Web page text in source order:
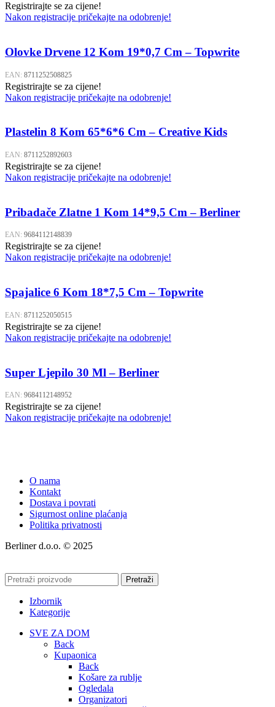
Registrirajte se za cijene!
Nakon registracije pričekajte na odobrenje!
Olovke Drvene 12 Kom 19*0,7 Cm – Topwrite
EAN: 8711252508825
Registrirajte se za cijene!
Nakon registracije pričekajte na odobrenje!
Plastelin 8 Kom 65*6*6 Cm – Creative Kids
EAN: 8711252892603
Registrirajte se za cijene!
Nakon registracije pričekajte na odobrenje!
Pribadače Zlatne 1 Kom 14*9,5 Cm – Berliner
EAN: 9684112148839
Registrirajte se za cijene!
Nakon registracije pričekajte na odobrenje!
Spajalice 6 Kom 18*7,5 Cm – Topwrite
EAN: 8711252050515
Registrirajte se za cijene!
Nakon registracije pričekajte na odobrenje!
Super Ljepilo 30 Ml – Berliner
EAN: 9684112148952
Registrirajte se za cijene!
Nakon registracije pričekajte na odobrenje!
O nama
Kontakt
Dostava i povrati
Sigurnost online plaćanja
Politika privatnosti
Berliner d.o.o. © 2025
Pretraži
Izbornik
Kategorije
SVE ZA DOM
Back
Kupaonica
Back
Košare za rublje
Ogledala
Organizatori